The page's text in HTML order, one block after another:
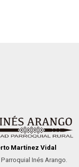
Martínez Vidal
Inés Arango.